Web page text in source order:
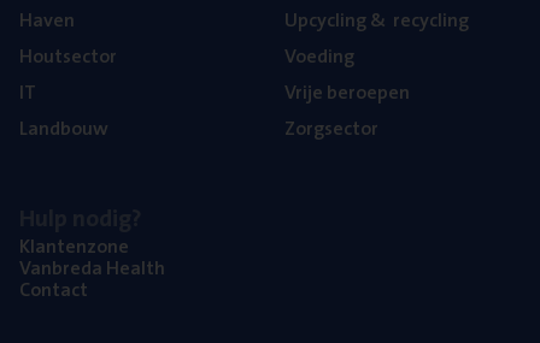
Haven
Hout­sec­tor
IT
Land­bouw
Upcy­cling& recycling
Voe­ding
Vrije beroe­pen
Zorg­sec­tor
Klan­ten­zo­ne
Van­b­re­da Health
Con­tact